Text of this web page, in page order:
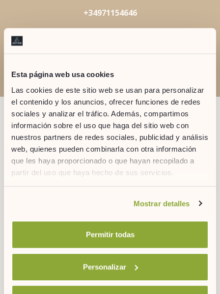
Esta página web usa cookies
Las cookies de este sitio web se usan para personalizar
el contenido y los anuncios, ofrecer funciones de redes
sociales y analizar el tráfico. Además, compartimos
información sobre el uso que haga del sitio web con
nuestros partners de redes sociales, publicidad y análisis
web, quienes pueden combinarla con otra información
que les haya proporcionado o que hayan recopilado a
partir del uso que haya hecho de sus servicios.
Mostrar detalles
Permitir todas
Personalizar
+34971154646
OTROS REGALOS